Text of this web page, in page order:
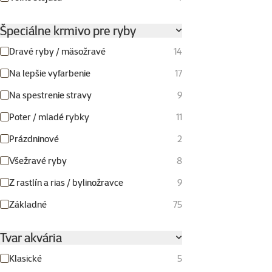
Špeciálne krmivo pre ryby
Dravé ryby / mäsožravé
14
Na lepšie vyfarbenie
17
Na spestrenie stravy
9
Poter / mladé rybky
11
Prázdninové
2
Všežravé ryby
8
Z rastlín a rias / bylinožravce
9
Základné
75
Tvar akvária
Klasické 5